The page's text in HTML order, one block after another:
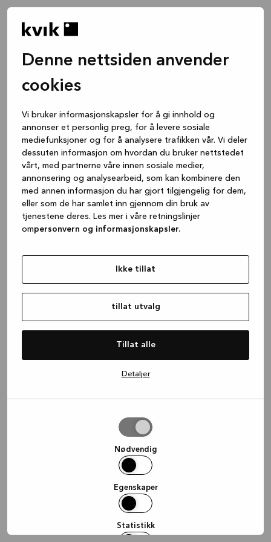
Denne nettsiden anvender
cookies
Vi bruker informasjonskapsler for å gi innhold og
annonser et personlig preg, for å levere sosiale
mediefunksjoner og for å analysere trafikken vår. Vi deler
dessuten informasjon om hvordan du bruker nettstedet
vårt, med partnerne våre innen sosiale medier,
annonsering og analysearbeid, som kan kombinere den
med annen informasjon du har gjort tilgjengelig for dem,
eller som de har samlet inn gjennom din bruk av
tjenestene deres. Les mer i våre retningslinjer
ompersonvern og informasjonskapsler.
Ikke tillat
tillat utvalg
Tillat alle
Detaljer
Nødvendig
Egenskaper
Statistikk
(see the browser console for more
information).